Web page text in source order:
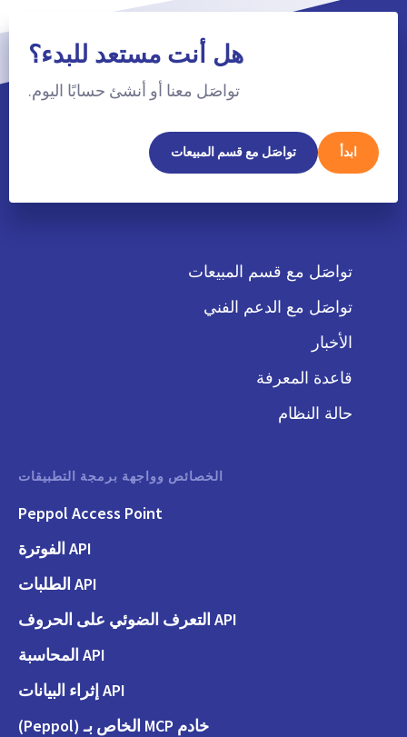
هل أنت مستعد للبدء؟
تواصَل معنا أو أنشئ حسابًا اليوم.
ابدأ تواصَل مع قسم المبيعات
تواصَل مع قسم المبيعات
تواصَل مع الدعم الفني
الأخبار
قاعدة المعرفة
حالة النظام
الخصائص وواجهة برمجة التطبيقات
Peppol Access Point
API الفوترة
API الطلبات
API التعرف الضوئي على الحروف
API المحاسبة
API إثراء البيانات
خادم MCP الخاص بـ (Peppol)